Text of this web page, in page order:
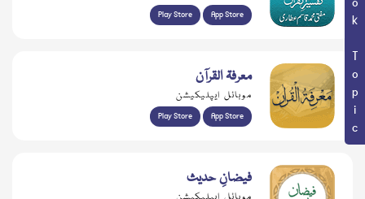
Book Topic
Play Store App Store
معرفۃ القرآن
موبائل ایپلیکیشن
Play Store App Store
فیضانِ حدیث